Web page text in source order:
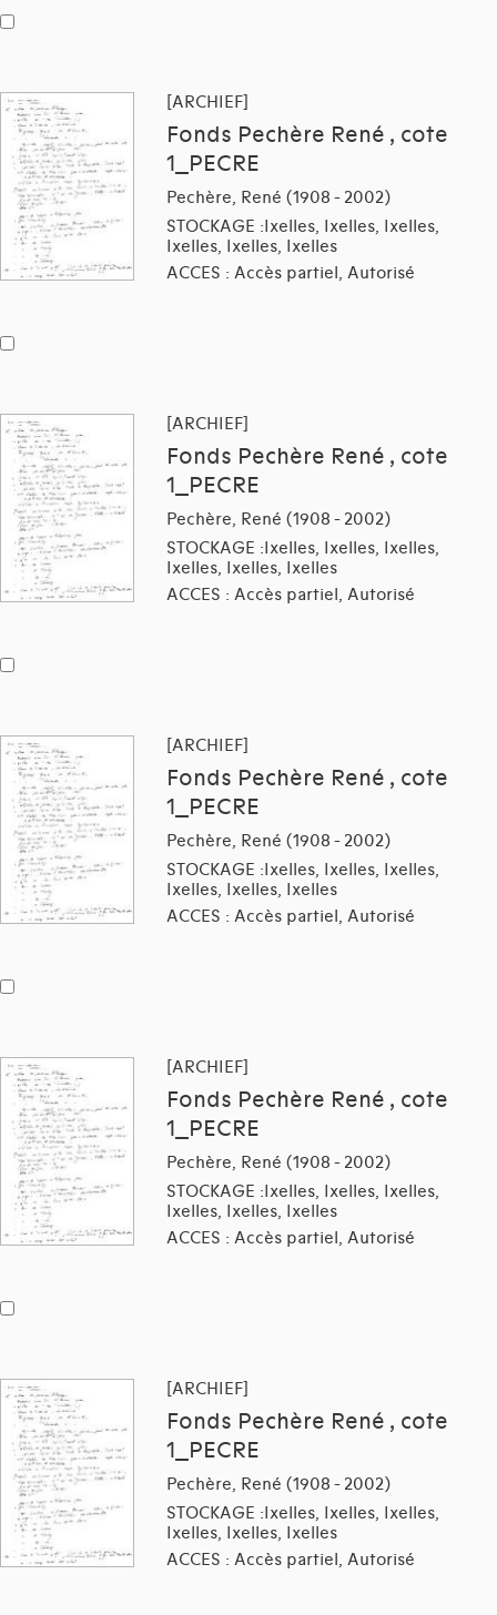
[ARCHIEF]
Fonds Pechère René , cote
1_PECRE
Pechère, René (1908 - 2002)
STOCKAGE :Ixelles, Ixelles, Ixelles,
Ixelles, Ixelles, Ixelles
ACCES : Accès partiel, Autorisé
[ARCHIEF]
Fonds Pechère René , cote
1_PECRE
Pechère, René (1908 - 2002)
STOCKAGE :Ixelles, Ixelles, Ixelles,
Ixelles, Ixelles, Ixelles
ACCES : Accès partiel, Autorisé
[ARCHIEF]
Fonds Pechère René , cote
1_PECRE
Pechère, René (1908 - 2002)
STOCKAGE :Ixelles, Ixelles, Ixelles,
Ixelles, Ixelles, Ixelles
ACCES : Accès partiel, Autorisé
[ARCHIEF]
Fonds Pechère René , cote
1_PECRE
Pechère, René (1908 - 2002)
STOCKAGE :Ixelles, Ixelles, Ixelles,
Ixelles, Ixelles, Ixelles
ACCES : Accès partiel, Autorisé
[ARCHIEF]
Fonds Pechère René , cote
1_PECRE
Pechère, René (1908 - 2002)
STOCKAGE :Ixelles, Ixelles, Ixelles,
Ixelles, Ixelles, Ixelles
ACCES : Accès partiel, Autorisé